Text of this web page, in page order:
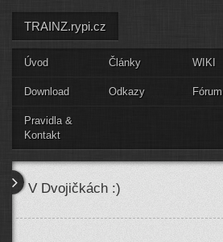
TRAINZ.rypi.cz
Úvod Články WIKI
Download Odkazy Fórum
Pravidla &
Kontakt
V Dvojičkách :)